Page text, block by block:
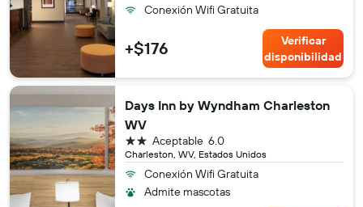
Conexión Wifi Gratuita
+$176
Verificar
disponibilidad
Days Inn by Wyndham Charleston
WV
Charleston, WV, Estados Unidos
6.0
Aceptable
2 estrellas
Conexión Wifi Gratuita
Admite mascotas